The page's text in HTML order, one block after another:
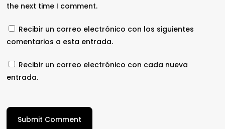
the next time I comment.
Recibir un correo electrónico con los siguientes
comentarios a esta entrada.
Recibir un correo electrónico con cada nueva
entrada.